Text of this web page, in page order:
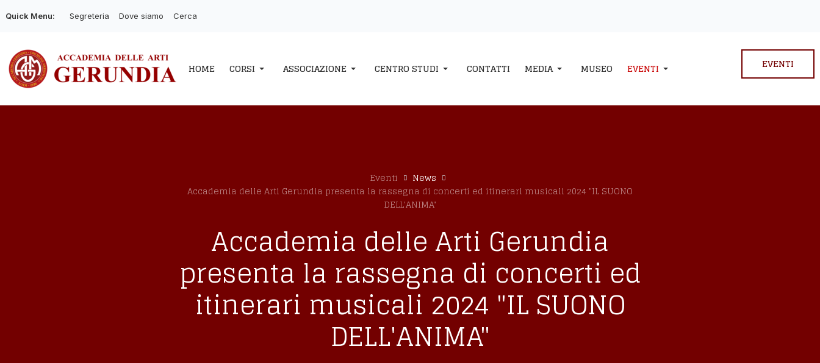
Quick Menu: Segreteria Dove siamo Cerca
HOME CORSI ASSOCIAZIONE CENTRO STUDI CONTATTI MEDIA MUSEO EVENTI EVENTI
Eventi
News
Accademia delle Arti Gerundia presenta la rassegna di concerti ed itinerari musicali 2024 "IL SUONO
DELL'ANIMA"
Accademia delle Arti Gerundia
presenta la rassegna di concerti ed
itinerari musicali 2024 "IL SUONO
DELL'ANIMA"